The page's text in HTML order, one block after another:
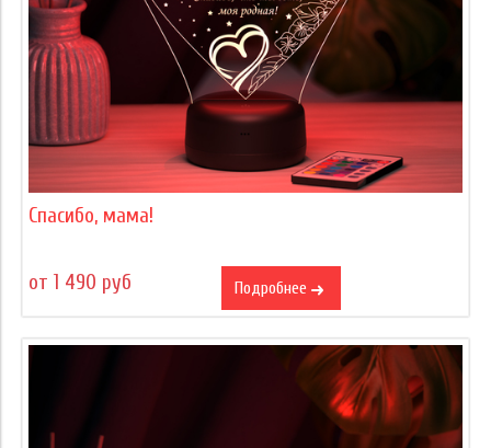
Спасибо, мама!
от 1 490 руб Подробнее